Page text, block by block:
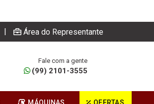
| Área do Representante
Fale com a gente
(99) 2101-3555